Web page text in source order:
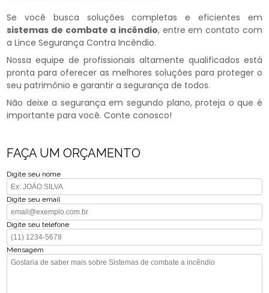
Se você busca soluções completas e eficientes em
sistemas de combate a incêndio​, entre em contato com
a Lince Segurança Contra Incêndio.
Nossa equipe de profissionais altamente qualificados está
pronta para oferecer as melhores soluções para proteger o
seu patrimônio e garantir a segurança de todos.
Não deixe a segurança em segundo plano, proteja o que é
importante para você. Conte conosco!
FAÇA UM ORÇAMENTO
Digite seu nome
Digite seu email
Digite seu telefone
Mensagem